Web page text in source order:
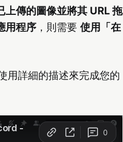
上傳的圖像並將其 URL 拖
用程序 ，則需要 使用「在
用詳細的描述來完成您的